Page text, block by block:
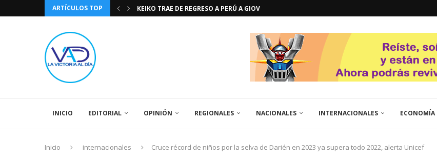
ARTÍCULOS TOP
KEIKO TRAE DE REGRESO A PERÚ A GIOVANNA
INICIO EDITORIAL OPINIÓN REGIONALES NACIONALES INTERNACIONALES ECONOMÍA
Inicio internacionales
Cruce récord de niños por la selva de Darién en 2023 ya supera todo 2022, alerta Unicef